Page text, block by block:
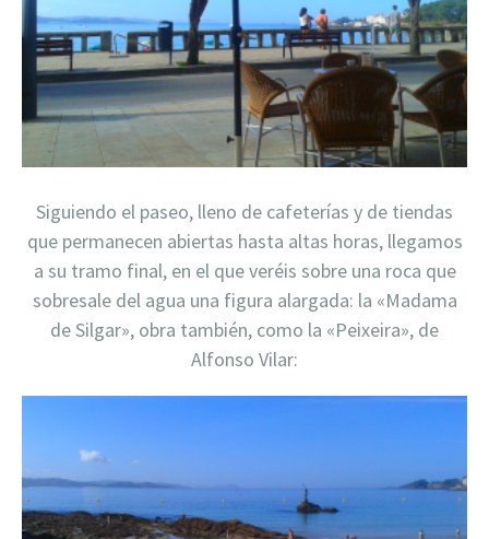
Siguiendo el paseo, lleno de cafeterías y de tiendas
que permanecen abiertas hasta altas horas, llegamos
a su tramo final, en el que veréis sobre una roca que
sobresale del agua una figura alargada: la «Madama
de Silgar», obra también, como la «Peixeira», de
Alfonso Vilar: